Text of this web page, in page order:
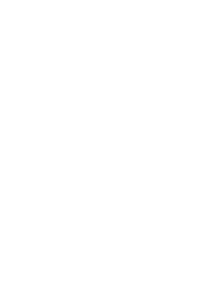
末広6-1…]